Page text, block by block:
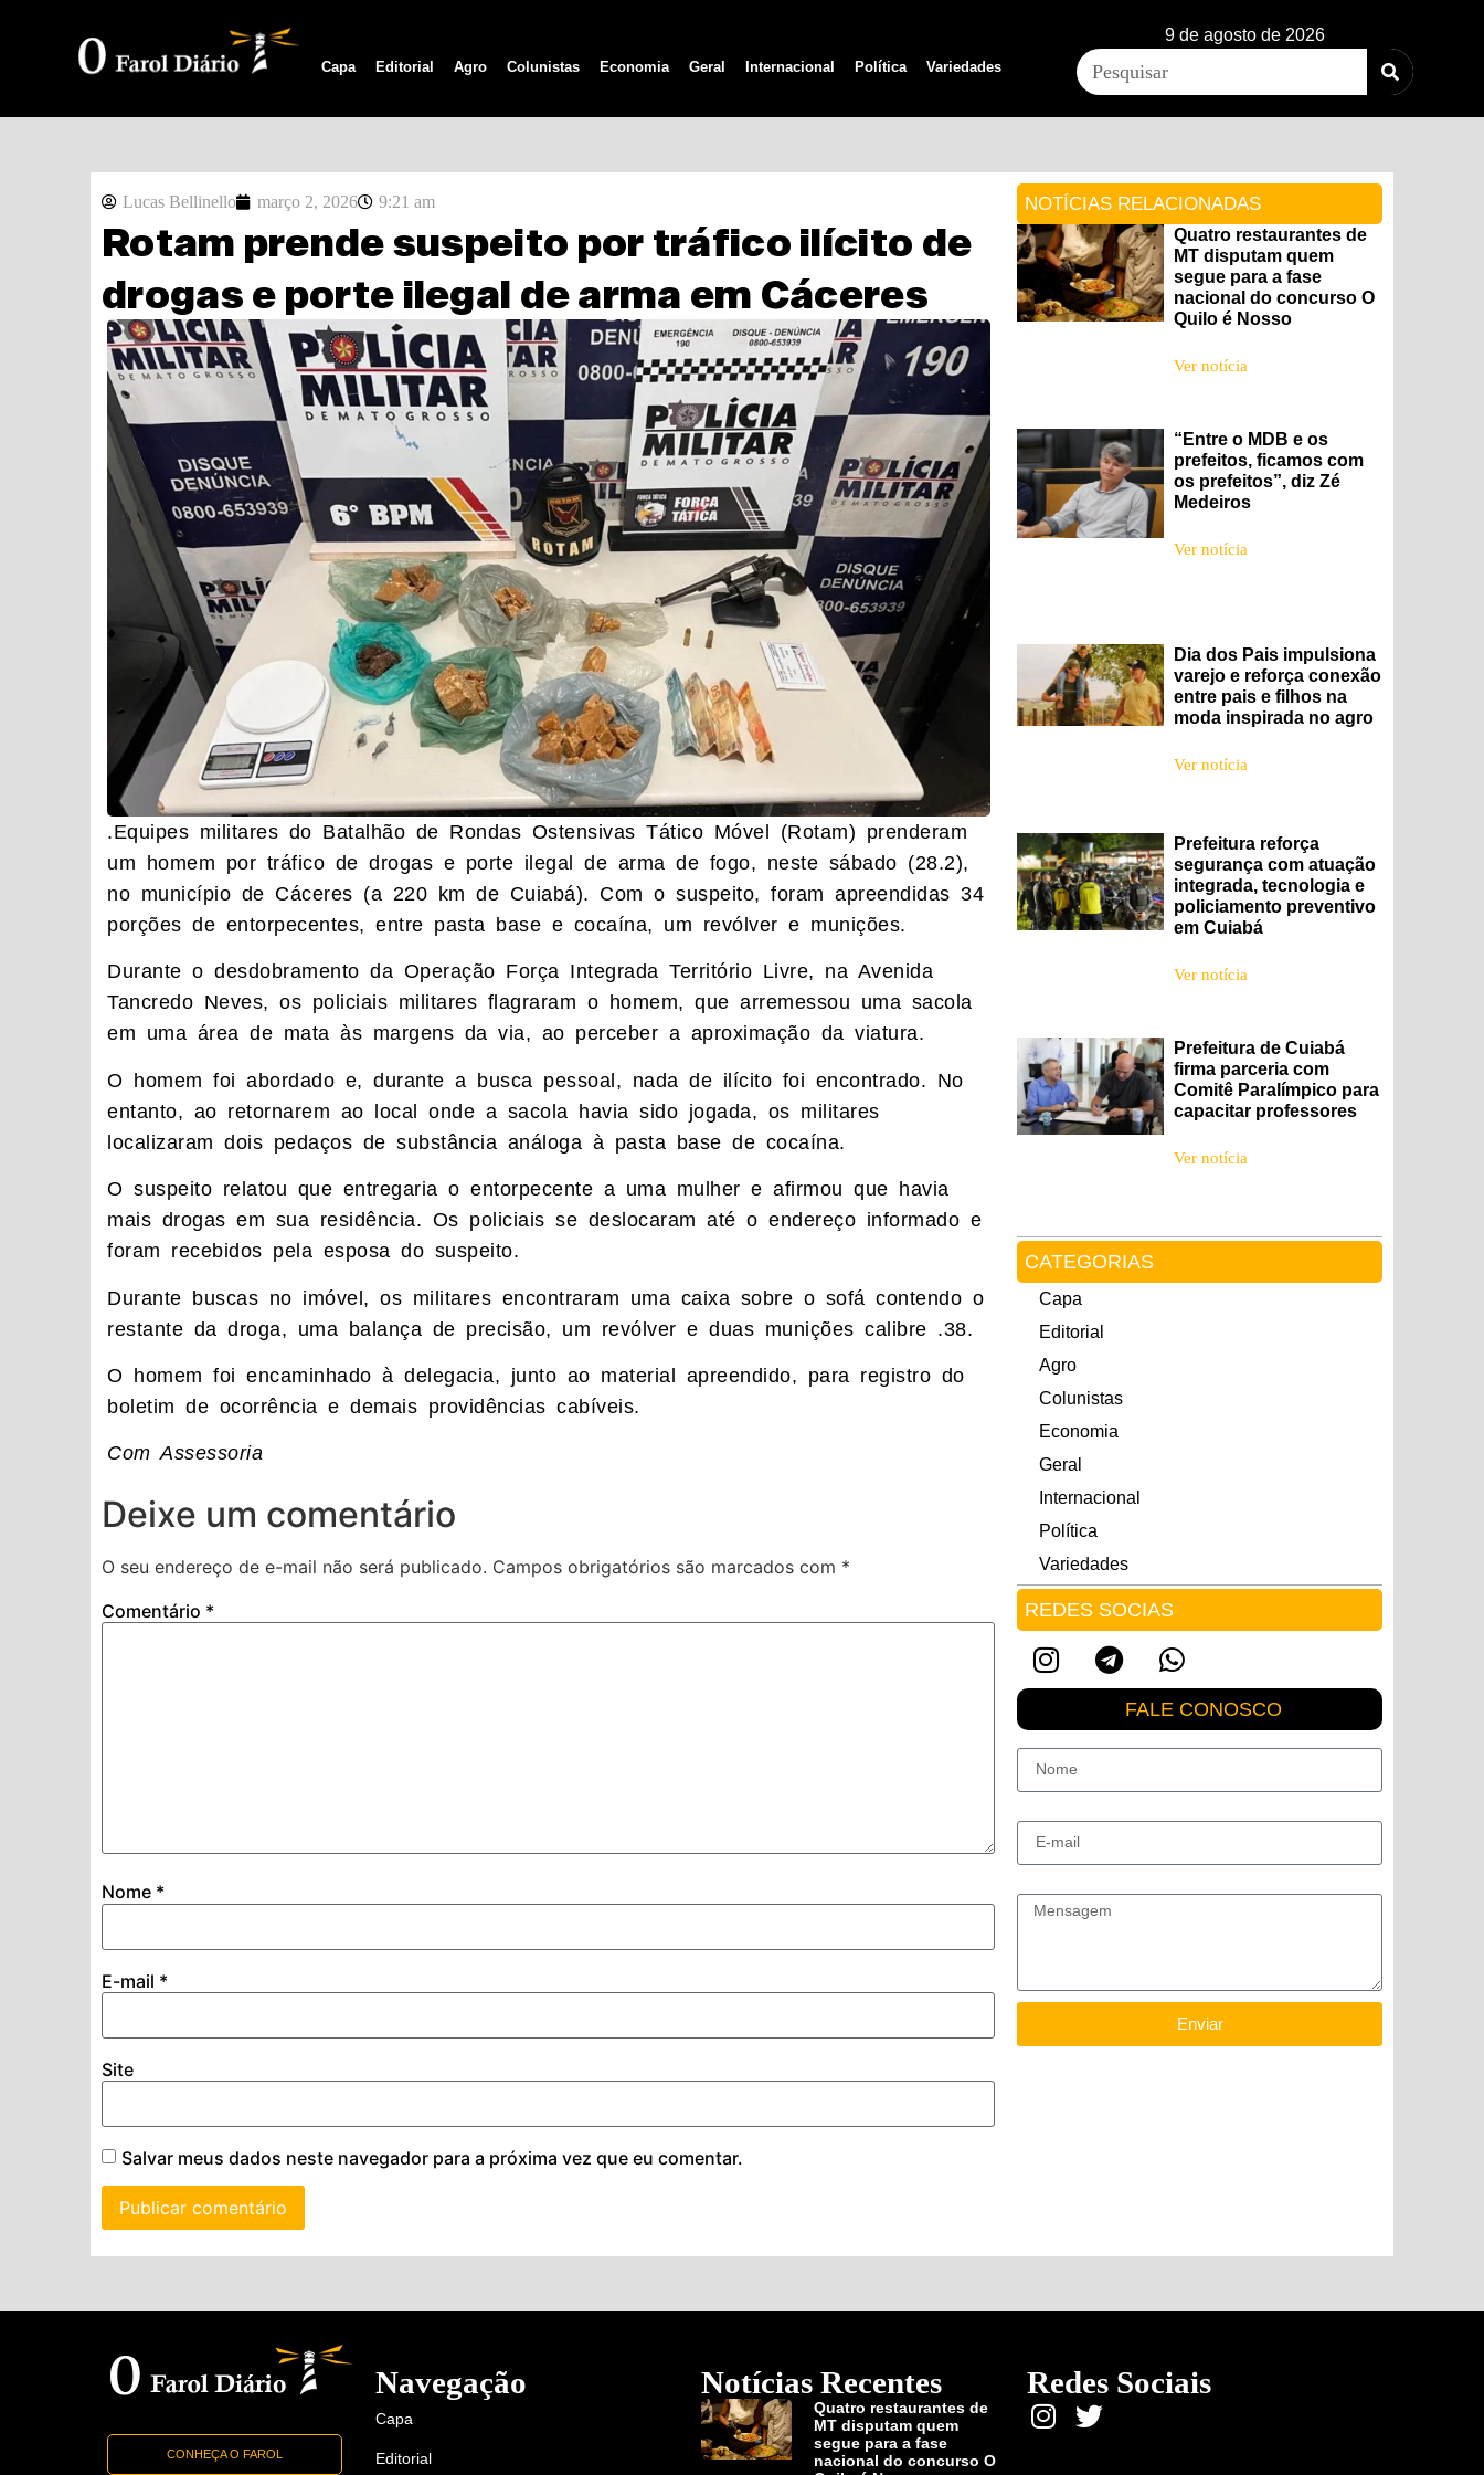
Capa Editorial Agro Colunistas Economia Geral Internacional Política Variedades
9 de agosto de 2026
Lucas Bellinello março 2, 2026 9:21 am
Rotam prende suspeito por tráfico ilícito de
drogas e porte ilegal de arma em Cáceres
.Equipes militares do Batalhão de Rondas Ostensivas Tático Móvel (Rotam) prenderam
um homem por tráfico de drogas e porte ilegal de arma de fogo, neste sábado (28.2),
no município de Cáceres (a 220 km de Cuiabá). Com o suspeito, foram apreendidas 34
porções de entorpecentes, entre pasta base e cocaína, um revólver e munições.
Durante o desdobramento da Operação Força Integrada Território Livre, na Avenida
Tancredo Neves, os policiais militares flagraram o homem, que arremessou uma sacola
em uma área de mata às margens da via, ao perceber a aproximação da viatura.
O homem foi abordado e, durante a busca pessoal, nada de ilícito foi encontrado. No
entanto, ao retornarem ao local onde a sacola havia sido jogada, os militares
localizaram dois pedaços de substância análoga à pasta base de cocaína.
O suspeito relatou que entregaria o entorpecente a uma mulher e afirmou que havia
mais drogas em sua residência. Os policiais se deslocaram até o endereço informado e
foram recebidos pela esposa do suspeito.
Durante buscas no imóvel, os militares encontraram uma caixa sobre o sofá contendo o
restante da droga, uma balança de precisão, um revólver e duas munições calibre .38.
O homem foi encaminhado à delegacia, junto ao material apreendido, para registro do
boletim de ocorrência e demais providências cabíveis.
Com Assessoria
Deixe um comentário
O seu endereço de e-mail não será publicado. Campos obrigatórios são marcados com *
Comentário *
Nome *
E-mail *
Site
Salvar meus dados neste navegador para a próxima vez que eu comentar.
NOTÍCIAS RELACIONADAS
Quatro restaurantes de
MT disputam quem
segue para a fase
nacional do concurso O
Quilo é Nosso
Ver notícia
“Entre o MDB e os
prefeitos, ficamos com
os prefeitos”, diz Zé
Medeiros
Ver notícia
Dia dos Pais impulsiona
varejo e reforça conexão
entre pais e filhos na
moda inspirada no agro
Ver notícia
Prefeitura reforça
segurança com atuação
integrada, tecnologia e
policiamento preventivo
em Cuiabá
Ver notícia
Prefeitura de Cuiabá
firma parceria com
Comitê Paralímpico para
capacitar professores
Ver notícia
CATEGORIAS
Capa
Editorial
Agro
Colunistas
Economia
Geral
Internacional
Política
Variedades
REDES SOCIAS
FALE CONOSCO
Enviar
CONHEÇA O FAROL
Navegação
Capa
Editorial
Notícias Recentes
Quatro restaurantes de
MT disputam quem
segue para a fase
nacional do concurso O
Redes Sociais